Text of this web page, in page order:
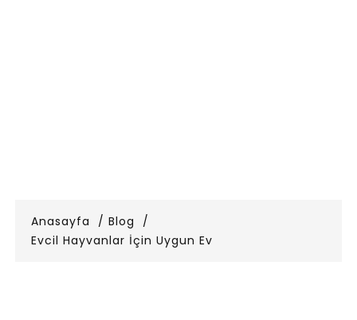
Anasayfa
Blog
Evcil Hayvanlar İçin Uygun Ev